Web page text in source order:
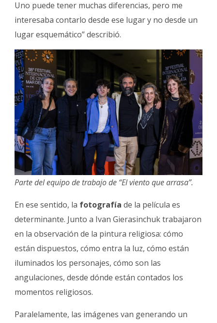
Uno puede tener muchas diferencias, pero me
interesaba contarlo desde ese lugar y no desde un
lugar esquemático” describió.
Parte del equipo de trabajo de “El viento que arrasa”.
En ese sentido, la fotografía de la película es
determinante. Junto a Ivan Gierasinchuk trabajaron
en la observación de la pintura religiosa: cómo
están dispuestos, cómo entra la luz, cómo están
iluminados los personajes, cómo son las
angulaciones, desde dónde están contados los
momentos religiosos.
Paralelamente, las imágenes van generando un